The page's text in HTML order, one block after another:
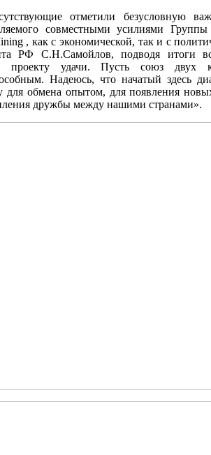
отметили безусловную
совместными усилиями
, как с экономической, так и с
РФ С.Н.Самойлов, подводя итоги
проекту удачи. Пусть союз двух
Надеюсь, что начатый здесь
для обмена опытом, для появления
дружбы между нашими странами».